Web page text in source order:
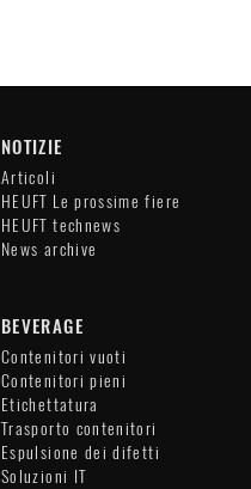
NOTIZIE
Articoli
HEUFT Le prossime fiere
HEUFT technews
News archive
BEVERAGE
Contenitori vuoti
Contenitori pieni
Etichettatura
Trasporto contenitori
Espulsione dei difetti
Soluzioni IT